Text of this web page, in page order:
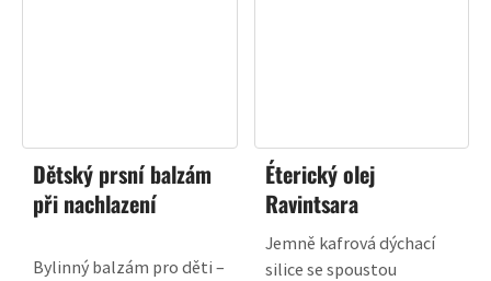
Dětský prsní balzám
při nachlazení
Bylinný balzám pro děti –
Éterický olej
Ravintsara
Jemně kafrová dýchací
silice se spoustou